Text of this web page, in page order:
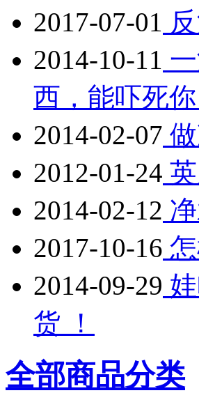
2017-07-01
2014-10-11
西，能吓死你
2014-02-07
2012-01-24
2014-02-12
2017-10-16
2014-09-29
货 ！
全部商品分类